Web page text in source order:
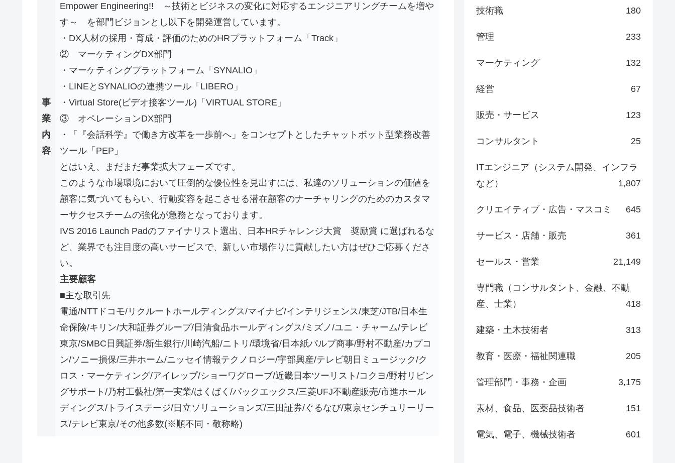
事
業
内
容
Empower Engineering!! ～技術とビジネスの変化に対応するエンジニアリングチームを増や
す～ を部門ビジョンとし以下を開発運営しています。
・DX人材の採用・育成・評価のためのHRプラットフォーム「Track」
② マーケティングDX部門
・マーケティングプラットフォーム「SYNALIO」
・LINEとSYNALIOの連携ツール「LIBERO」
・Virtual Store(ビデオ接客ツール)「VIRTUAL STORE」
③ オペレーションDX部門
・「『会話科学』で働き方改革を一歩前へ」をコンセプトとしたチャットボット型業務改善
ツール「PEP」
とはいえ、まだまだ事業拡大フェーズです。
このような市場環境において圧倒的な優位性を見出すには、私達のソリューションの価値を
顧客に気づいてもらい、行動変容を起こさせる潜在顧客のナーチャリングのためのカスタマ
ーサクセスチームの強化が急務となっております。
IVS 2016 Launch Padのファイナリスト選出、日本HRチャレンジ大賞 奨励賞 に選ばれるな
ど、業界でも注目度の高いサービスで、新しい市場作りに貢献したい方はぜひご応募くださ
い。
主要顧客
■主な取引先
電通/NTTドコモ/リクルートホールディングス/マイナビ/インテリジェンス/東芝/JTB/日本生
命保険/キリン/大和証券グループ/日清食品ホールディングス/ミズノ/ユニ・チャーム/テレビ
東京/SMBC日興証券/新生銀行/川崎汽船/ニトリ/環境省/日本紙パルプ商事/野村不動産/カプコ
ン/ソニー損保/三井ホーム/ニッセイ情報テクノロジー/宇部興産/テレビ朝日ミュージック/ク
ロス・マーケティング/アイレップ/ショーワグローブ/近畿日本ツーリスト/コクヨ/野村リビン
グサポート/乃村工藝社/第一実業/はくばく/パックエックス/三菱UFJ不動産販売/市進ホール
ディングス/トライステージ/日立ソリューションズ/三田証券/ぐるなび/東京センチュリーリー
ス/テレビ東京/その他多数(※順不同・敬称略)
技術職 180
管理 233
マーケティング 132
経営 67
販売・サービス 123
コンサルタント 25
ITエンジニア（システム開発、インフラ
など）
1,807
クリエイティブ・広告・マスコミ 645
サービス・店舗・販売 361
セールス・営業 21,149
専門職（コンサルタント、金融、不動
産、士業）
418
建築・土木技術者 313
教育・医療・福祉関連職 205
管理部門・事務・企画 3,175
素材、食品、医薬品技術者 151
電気、電子、機械技術者 601